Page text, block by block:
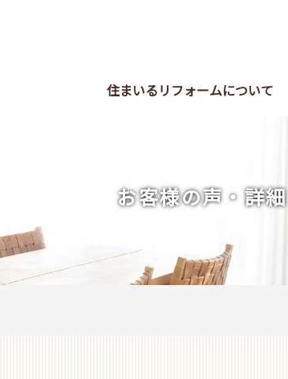
住まいるリフォームについて
お客様の声・詳細